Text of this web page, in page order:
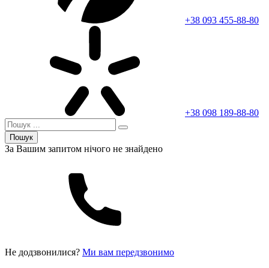
+38 093 455-88-80
+38 098 189-88-80
Пошук
За Вашим запитом нічого не знайдено
Не додзвонилися? Ми вам передзвонимо